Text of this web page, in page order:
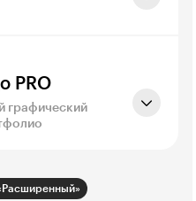
PRO
графический